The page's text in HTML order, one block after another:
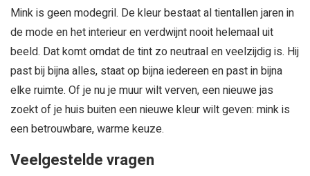
Mink is geen modegril. De kleur bestaat al tientallen jaren in
de mode en het interieur en verdwijnt nooit helemaal uit
beeld. Dat komt omdat de tint zo neutraal en veelzijdig is. Hij
past bij bijna alles, staat op bijna iedereen en past in bijna
elke ruimte. Of je nu je muur wilt verven, een nieuwe jas
zoekt of je huis buiten een nieuwe kleur wilt geven: mink is
een betrouwbare, warme keuze.
Veelgestelde vragen